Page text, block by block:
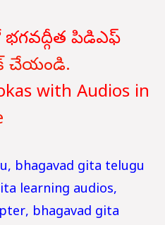
పిడిఎఫ్
చేయండి.
with Audios in
bhagavad gita telugu
learning audios,
bhagavad gita